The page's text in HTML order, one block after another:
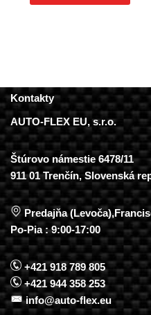
Kontakty
AUTO-FLEX EU, s.r.o.
Štúrovo námestie 6478/11
911 01 Trenčín, Slovenská
Predajňa
Po-Pia : 9:00-17:00
+421 918 789 805
+421 944 358 253
info@auto-flex.eu